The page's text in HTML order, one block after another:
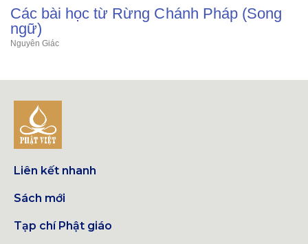
Các bài học từ Rừng Chánh Pháp (Song
ngữ)
Nguyên Giác
Liên kết nhanh
Sách mới
Tạp chí Phật giáo